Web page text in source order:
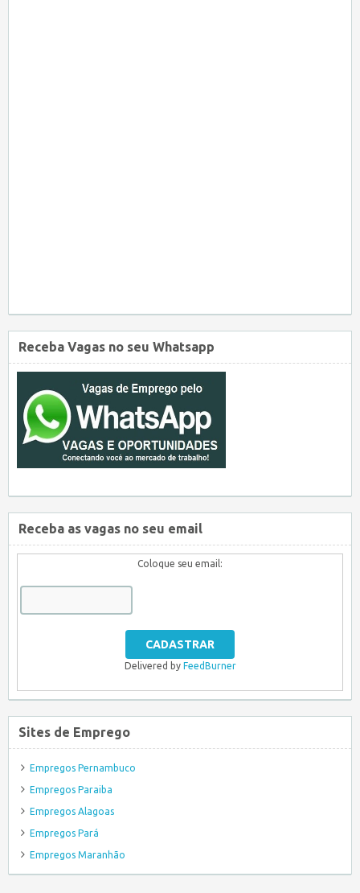
Receba Vagas no seu Whatsapp
Receba as vagas no seu email
Coloque seu email:
Delivered by FeedBurner
Sites de Emprego
Empregos Pernambuco
Empregos Paraiba
Empregos Alagoas
Empregos Pará
Empregos Maranhão